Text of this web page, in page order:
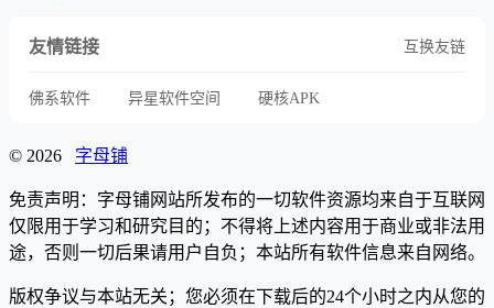
友情链接 互换友链
佛系软件 异星软件空间 硬核APK
© 2026 字母铺
免责声明：字母铺网站所发布的一切软件资源均来自于互联网
仅限用于学习和研究目的；不得将上述内容用于商业或非法用
途，否则一切后果请用户自负；本站所有软件信息来自网络。
版权争议与本站无关；您必须在下载后的24个小时之内从您的